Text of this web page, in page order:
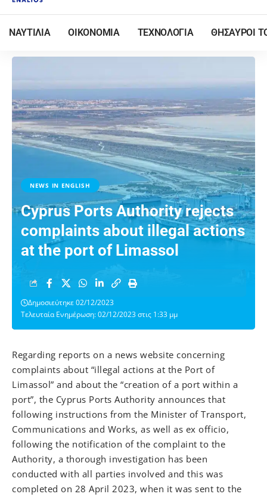
ΝΑΥΤΙΛΙΑ ΟΙΚΟΝΟΜΙΑ ΤΕΧΝΟΛΟΓΙΑ ΘΗΣΑΥΡΟΙ
NEWS IN ENGLISH
Cyprus Ports Authority rejects
complaints about illegal actions
at the port of Limassol
Τελευταία Ενημέρωση: 02/12/2023 στις 1:33 μμ
Δημοσιεύτηκε 02/12/2023
Regarding reports on a news website concerning
complaints about “illegal actions at the Port of
Limassol” and about the “creation of a port within a
port”, the Cyprus Ports Authority announces that
following instructions from the Minister of Transport,
Communications and Works, as well as ex officio,
following the notification of the complaint to the
Authority, a thorough investigation has been
conducted with all parties involved and this was
completed on 28 April 2023, when it was sent to the